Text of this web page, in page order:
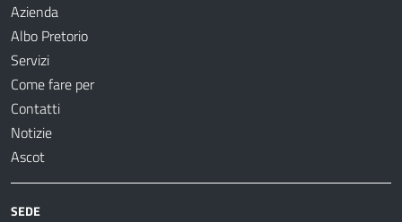
Azienda
Albo Pretorio
Servizi
Come fare per
Contatti
Notizie
Ascot
SEDE